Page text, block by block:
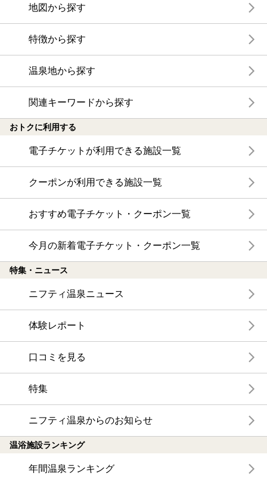
地図から探す
特徴から探す
温泉地から探す
関連キーワードから探す
おトクに利用する
電子チケットが利用できる施設一覧
クーポンが利用できる施設一覧
おすすめ電子チケット・クーポン一覧
今月の新着電子チケット・クーポン一覧
特集・ニュース
ニフティ温泉ニュース
体験レポート
口コミを見る
特集
ニフティ温泉からのお知らせ
温浴施設ランキング
年間温泉ランキング